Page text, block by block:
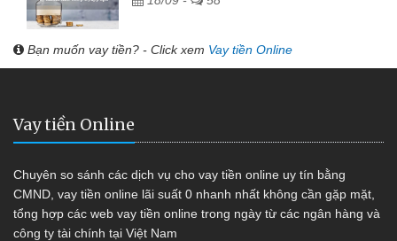
Bạn muốn vay tiền? - Click xem Vay tiền Online
Vay tiền Online
Chuyên so sánh các dịch vụ cho vay tiền online uy tín bằng
CMND, vay tiền online lãi suất 0 nhanh nhất không cần gặp mặt,
tổng hợp các web vay tiền online trong ngày từ các ngân hàng và
công ty tài chính tại Việt Nam